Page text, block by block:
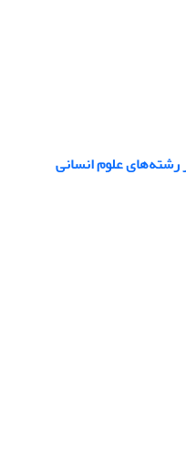
علوم انسانی